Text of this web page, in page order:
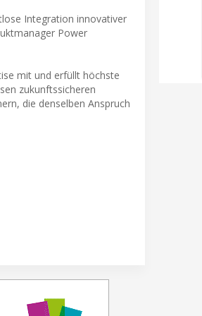
Integration innovativer
Power
mit und erfüllt höchste
zukunftssicheren
die denselben Anspruch